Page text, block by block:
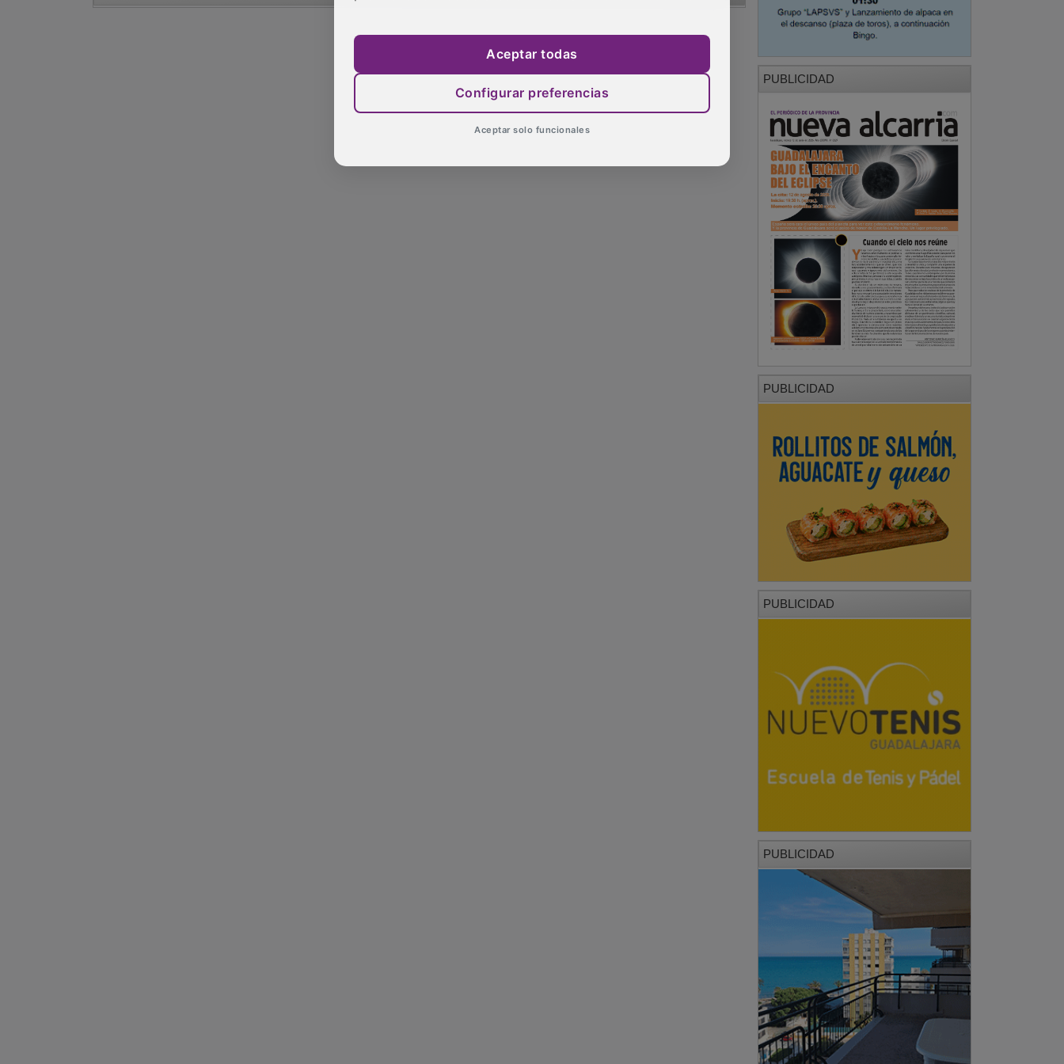
PUBLICIDAD
PUBLICIDAD
PUBLICIDAD
PUBLICIDAD
Aceptar todas
Configurar preferencias
Aceptar solo funcionales